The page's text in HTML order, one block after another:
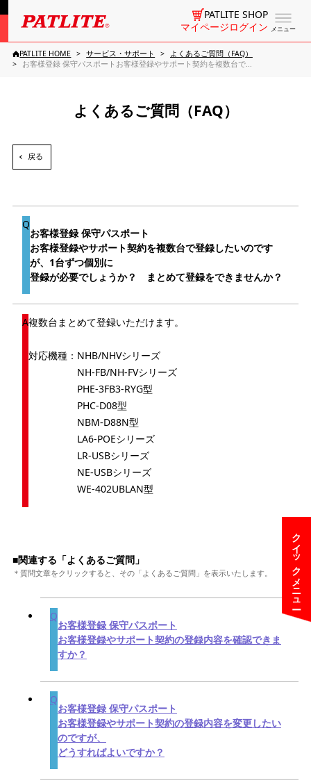
メニュー
PATLITE SHOP
マイページログイン
クイックメニュー
PATLITE HOME サービス・サポート
よくあるご質問（FAQ）
お客様登録 保守パスポートお客様登録やサポート契約を複数台で...
よくあるご質問（FAQ）
戻る
お客様登録 保守パスポート
お客様登録やサポート契約を複数台で登録したいのです
が、1台ずつ個別に
登録が必要でしょうか？ まとめて登録をできませんか？
複数台まとめて登録いただけます。
対応機種：NHB/NHVシリーズ
NH-FB/NH-FVシリーズ
PHE-3FB3-RYG型
PHC-D08型
NBM-D88N型
LA6-POEシリーズ
LR-USBシリーズ
NE-USBシリーズ
WE-402UBLAN型
■関連する「よくあるご質問」
＊質問文章をクリックすると、その「よくあるご質問」を表示いたします。
お客様登録 保守パスポート
お客様登録やサポート契約の登録内容を確認できま
すか？
お客様登録 保守パスポート
お客様登録やサポート契約の登録内容を変更したい
のですが、
どうすればよいですか？